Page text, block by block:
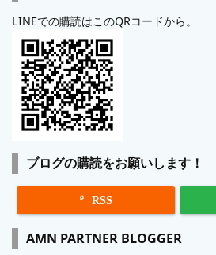
LINEでの購読はこのQRコードから。
ブログの購読をお願いします！
 RSS
AMN PARTNER BLOGGER